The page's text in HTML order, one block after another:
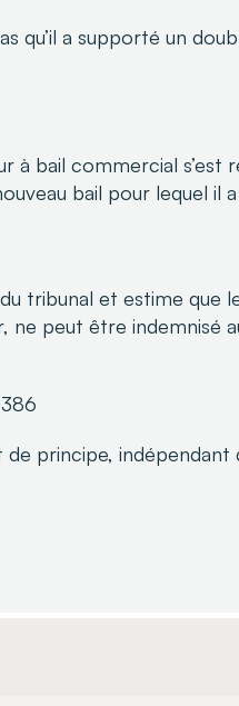
qu’il a supporté un
à bail commercial s’est
bail pour lequel il
tribunal et estime que
ne peut être indemnisé
principe, indépendant